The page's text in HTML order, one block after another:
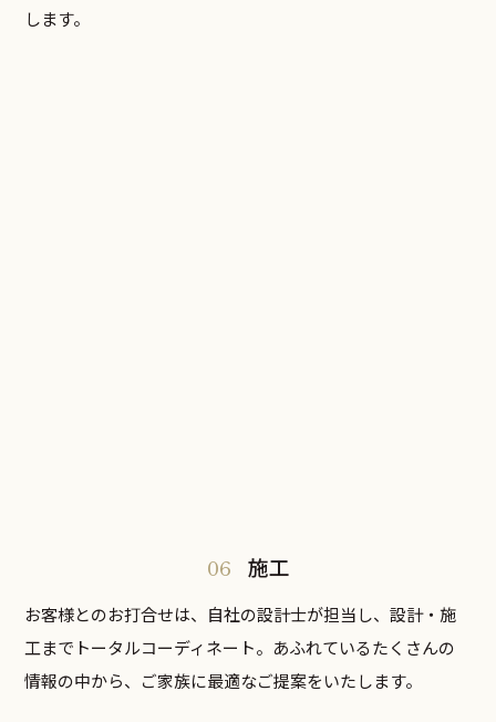
します。
06 施工
お客様とのお打合せは、自社の設計士が担当し、設計・施
工までトータルコーディネート。あふれているたくさんの
情報の中から、ご家族に最適なご提案をいたします。